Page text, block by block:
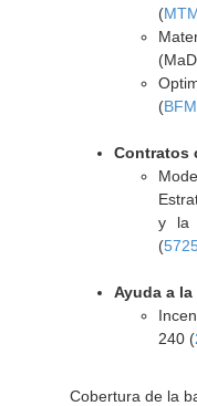
(
(
Contratos
y la
(
Ayuda a
240 (
Cobertura de la